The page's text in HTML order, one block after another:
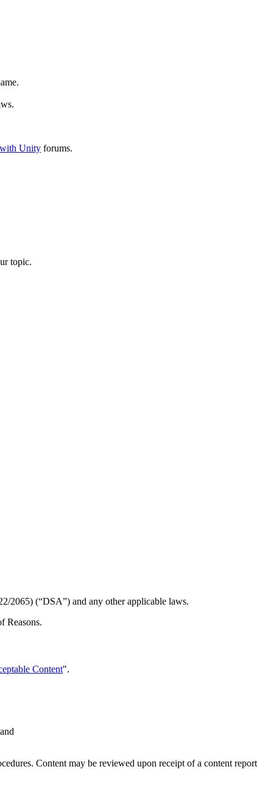
Unity forums.
topic.
2065) (“DSA”) and any other applicable laws.
Reasons.
Content".
Content may be reviewed upon receipt of a content report